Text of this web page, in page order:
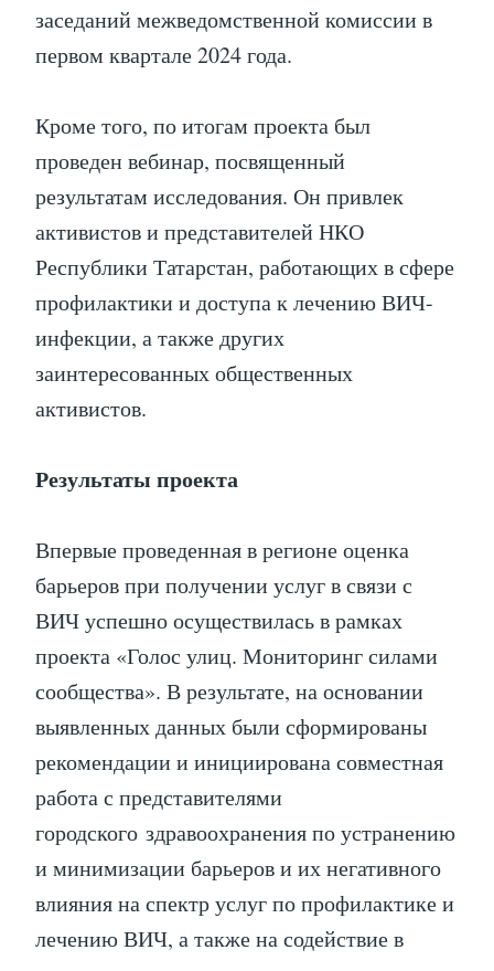
заседаний межведомственной комиссии в
первом квартале 2024 года.
Кроме того, по итогам проекта был
проведен вебинар, посвященный
результатам исследования. Он привлек
активистов и представителей НКО
Республики Татарстан, работающих в сфере
профилактики и доступа к лечению ВИЧ-
инфекции, а также других
заинтересованных общественных
активистов.
Результаты проекта
Впервые проведенная в регионе оценка
барьеров при получении услуг в связи с
ВИЧ успешно осуществилась в рамках
проекта «Голос улиц. Мониторинг силами
сообщества». В результате, на основании
выявленных данных были сформированы
рекомендации и инициирована совместная
работа с представителями
городского здравоохранения по устранению
и минимизации барьеров и их негативного
влияния на спектр услуг по профилактике и
лечению ВИЧ, а также на содействие в